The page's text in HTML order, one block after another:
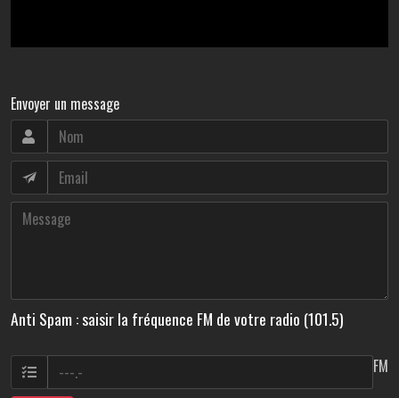
Envoyer un message
Anti Spam : saisir la fréquence FM de votre radio (101.5)
FM